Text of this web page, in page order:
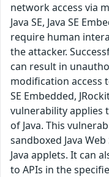
network access via
Java SE, Java SE
require human
the attacker.
can result in
modification access
SE Embedded,
vulnerability applies
of Java. This
sandboxed Java
Java applets. It can
to APIs in the